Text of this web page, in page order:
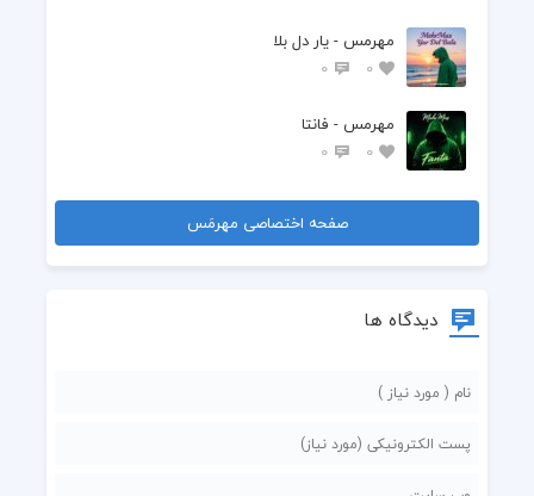
مهرمس - یار دل بلا
0
0
مهرمس - فانتا
0
0
صفحه اختصاصی مهرمَس
دیدگاه ها